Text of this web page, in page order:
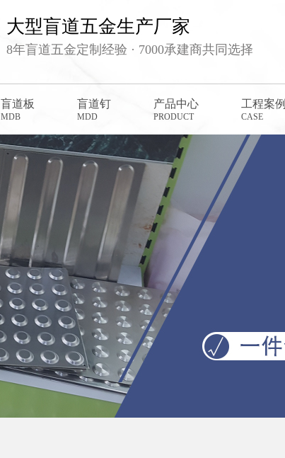
大型盲道五金生产厂家
8年盲道五金定制经验 · 7000承建商共同选择
盲道板
MDB
盲道钉
MDD
产品中心
PRODUCT
工程案例
CASE